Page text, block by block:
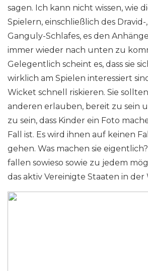
sagen. Ich kann nicht wissen, wie
Spielern, einschließlich des
Ganguly-Schlafes, es den
immer wieder nach unten zu
Gelegentlich scheint es, dass sie
wirklich am Spielen interessiert
Wicket schnell riskieren. Sie
anderen erlauben, bereit zu sein
zu sein, dass Kinder ein Foto
Fall ist. Es wird ihnen auf keinen
gehen. Was machen sie
fallen sowieso sowie zu jedem
das aktiv Vereinigte Staaten in der